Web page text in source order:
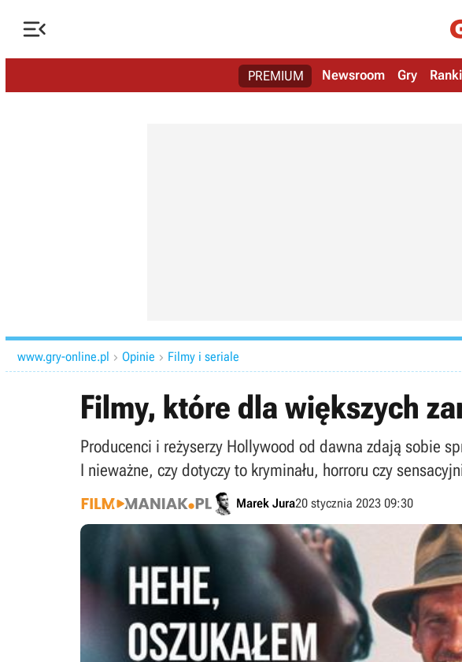

PREMIUM Newsroom Gry
www.gry-online.pl  Opinie  Filmy i seriale
Filmy, które dla większych
Producenci i reżyserzy Hollywood od dawna zdają sobie
I nieważne, czy dotyczy to kryminału, horroru czy
Marek Jura20 stycznia 2023 09:30